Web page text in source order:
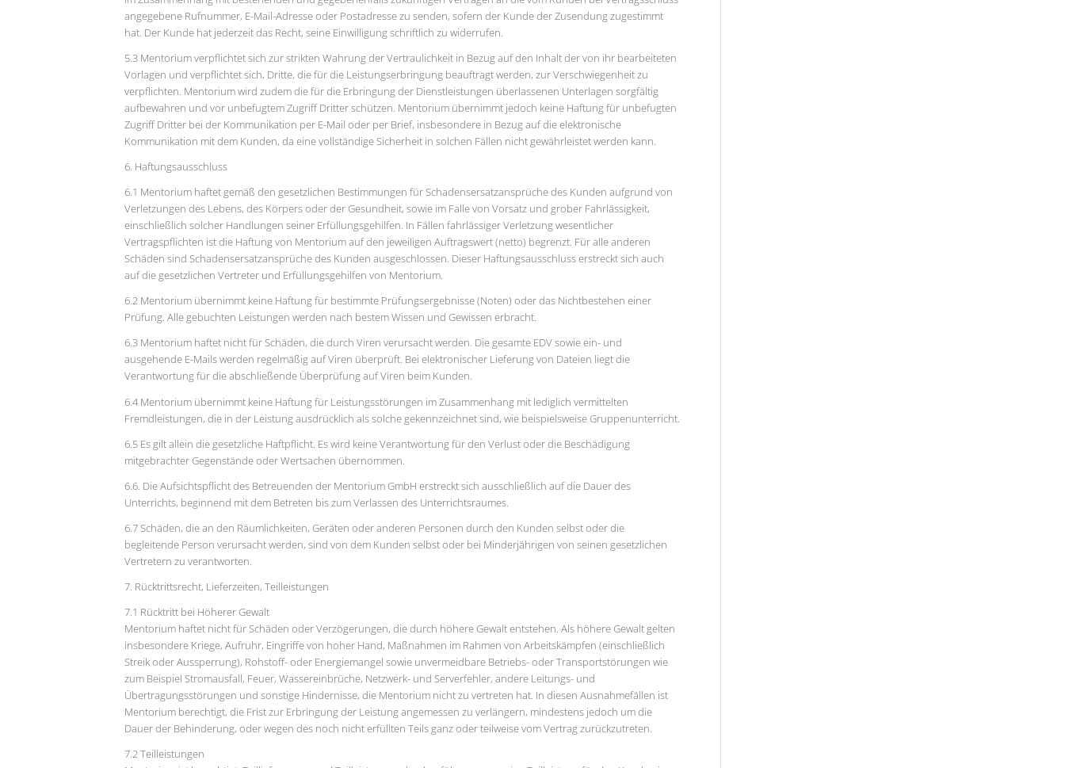
angegebene Rufnummer, E-Mail-Adresse oder Postadresse zu senden, sofern der Kunde der Zusendung zugestimmt
hat. Der Kunde hat jederzeit das Recht, seine Einwilligung schriftlich zu widerrufen.
5.3 Mentorium verpflichtet sich zur strikten Wahrung der Vertraulichkeit in Bezug auf den Inhalt der von ihr bearbeiteten
Vorlagen und verpflichtet sich, Dritte, die für die Leistungserbringung beauftragt werden, zur Verschwiegenheit zu
verpflichten. Mentorium wird zudem die für die Erbringung der Dienstleistungen überlassenen Unterlagen sorgfältig
aufbewahren und vor unbefugtem Zugriff Dritter schützen. Mentorium übernimmt jedoch keine Haftung für unbefugten
Zugriff Dritter bei der Kommunikation per E-Mail oder per Brief, insbesondere in Bezug auf die elektronische
Kommunikation mit dem Kunden, da eine vollständige Sicherheit in solchen Fällen nicht gewährleistet werden kann.
6. Haftungsausschluss
6.1 Mentorium haftet gemäß den gesetzlichen Bestimmungen für Schadensersatzansprüche des Kunden aufgrund von
Verletzungen des Lebens, des Körpers oder der Gesundheit, sowie im Falle von Vorsatz und grober Fahrlässigkeit,
einschließlich solcher Handlungen seiner Erfüllungsgehilfen. In Fällen fahrlässiger Verletzung wesentlicher
Vertragspflichten ist die Haftung von Mentorium auf den jeweiligen Auftragswert (netto) begrenzt. Für alle anderen
Schäden sind Schadensersatzansprüche des Kunden ausgeschlossen. Dieser Haftungsausschluss erstreckt sich auch
auf die gesetzlichen Vertreter und Erfüllungsgehilfen von Mentorium.
6.2 Mentorium übernimmt keine Haftung für bestimmte Prüfungsergebnisse (Noten) oder das Nichtbestehen einer
Prüfung. Alle gebuchten Leistungen werden nach bestem Wissen und Gewissen erbracht.
6.3 Mentorium haftet nicht für Schäden, die durch Viren verursacht werden. Die gesamte EDV sowie ein- und
ausgehende E-Mails werden regelmäßig auf Viren überprüft. Bei elektronischer Lieferung von Dateien liegt die
Verantwortung für die abschließende Überprüfung auf Viren beim Kunden.
6.4 Mentorium übernimmt keine Haftung für Leistungsstörungen im Zusammenhang mit lediglich vermittelten
Fremdleistungen, die in der Leistung ausdrücklich als solche gekennzeichnet sind, wie beispielsweise Gruppenunterricht.
6.5 Es gilt allein die gesetzliche Haftpflicht. Es wird keine Verantwortung für den Verlust oder die Beschädigung
mitgebrachter Gegenstände oder Wertsachen übernommen.
6.6. Die Aufsichtspflicht des Betreuenden der Mentorium GmbH erstreckt sich ausschließlich auf die Dauer des
Unterrichts, beginnend mit dem Betreten bis zum Verlassen des Unterrichtsraumes.
6.7 Schäden, die an den Räumlichkeiten, Geräten oder anderen Personen durch den Kunden selbst oder die
begleitende Person verursacht werden, sind von dem Kunden selbst oder bei Minderjährigen von seinen gesetzlichen
Vertretern zu verantworten.
7. Rücktrittsrecht, Lieferzeiten, Teilleistungen
7.1 Rücktritt bei Höherer Gewalt
Mentorium haftet nicht für Schäden oder Verzögerungen, die durch höhere Gewalt entstehen. Als höhere Gewalt gelten
insbesondere Kriege, Aufruhr, Eingriffe von hoher Hand, Maßnahmen im Rahmen von Arbeitskämpfen (einschließlich
Streik oder Aussperrung), Rohstoff- oder Energiemangel sowie unvermeidbare Betriebs- oder Transportstörungen wie
zum Beispiel Stromausfall, Feuer, Wassereinbrüche, Netzwerk- und Serverfehler, andere Leitungs- und
Übertragungsstörungen und sonstige Hindernisse, die Mentorium nicht zu vertreten hat. In diesen Ausnahmefällen ist
Mentorium berechtigt, die Frist zur Erbringung der Leistung angemessen zu verlängern, mindestens jedoch um die
Dauer der Behinderung, oder wegen des noch nicht erfüllten Teils ganz oder teilweise vom Vertrag zurückzutreten.
7.2 Teilleistungen